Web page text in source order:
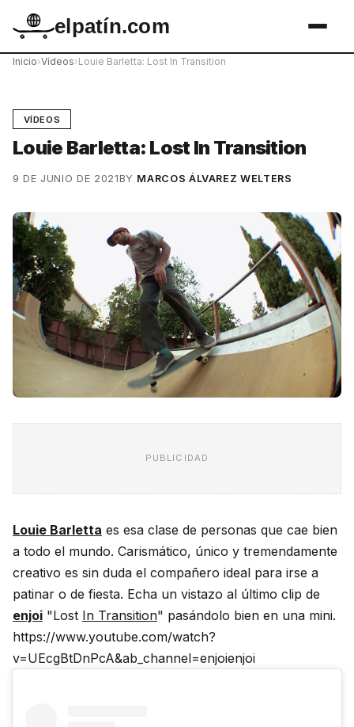
elpatín.com
Inicio›Vídeos›Louie Barletta: Lost In Transition
VÍDEOS
Louie Barletta: Lost In Transition
9 DE JUNIO DE 2021BY MARCOS ÁLVAREZ WELTERS
PUBLICIDAD
Louie Barletta es esa clase de personas que cae bien
a todo el mundo. Carismático, único y tremendamente
creativo es sin duda el compañero ideal para irse a
patinar o de fiesta. Echa un vistazo al último clip de
enjoi "Lost In Transition" pasándolo bien en una mini.
https://www.youtube.com/watch?
v=UEcgBtDnPcA&ab_channel=enjoienjoi